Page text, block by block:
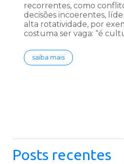
recorrentes, como
decisões incoerentes,
alta rotatividade, por
costuma ser vaga: “é
saiba mais
Posts recentes